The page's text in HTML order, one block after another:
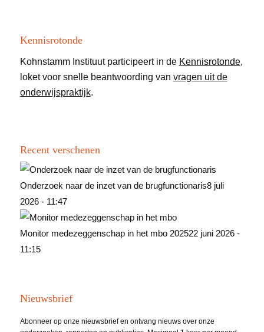
Kennisrotonde
Kohnstamm Instituut participeert in de Kennisrotonde,
loket voor snelle beantwoording van vragen uit de
onderwijspraktijk.
Recent verschenen
Onderzoek naar de inzet van de brugfunctionaris8 juli
2026 - 11:47
Monitor medezeggenschap in het mbo 202522 juni 2026 -
11:15
Nieuwsbrief
Abonneer op onze nieuwsbrief en ontvang nieuws over onze